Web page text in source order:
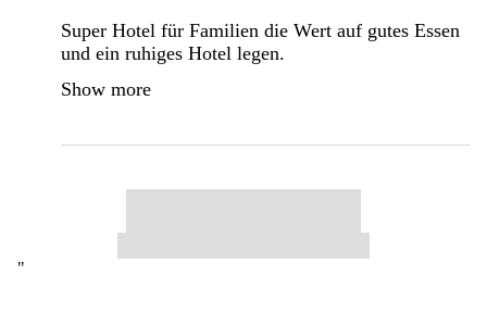
Super Hotel für Familien die Wert auf gutes Essen
und ein ruhiges Hotel legen.
Show more
"